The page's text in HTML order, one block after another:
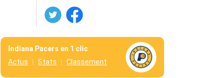
Facebook
Indiana Pacers en 1 clic
Actus
Stats Classement